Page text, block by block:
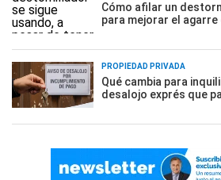
Cómo afilar un
para mejorar el
PROPIEDAD PRIVADA
Qué cambia para
desalojo exprés que